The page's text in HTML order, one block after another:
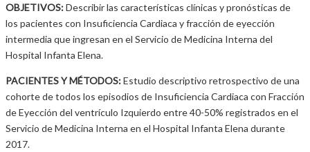
OBJETIVOS:Describir las características clínicas y pronósticas de
los pacientes con Insuficiencia Cardiaca y fracción de eyección
intermedia que ingresan en el Servicio de Medicina Interna del
Hospital Infanta Elena.
PACIENTES Y MÉTODOS:Estudio descriptivo retrospectivo de una
cohorte de todos los episodios de Insuficiencia Cardiaca con Fracción
de Eyección del ventrículo Izquierdo entre 40-50% registrados en el
Servicio de Medicina Interna en el Hospital Infanta Elena durante
2017.